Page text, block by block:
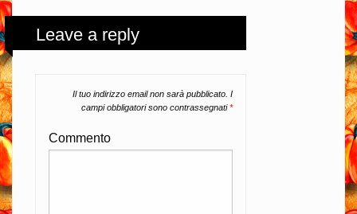
Leave a reply
Il tuo indirizzo email non sarà pubblicato. I
campi obbligatori sono contrassegnati*
Commento